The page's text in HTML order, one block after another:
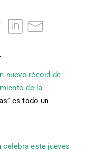
nuevo récord de
de la
es todo un
celebra este jueves